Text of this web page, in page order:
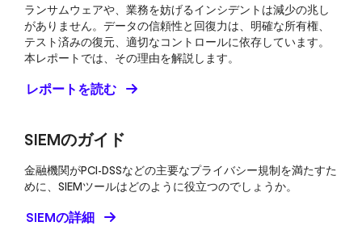
ランサムウェアや、業務を妨げるインシデントは減少の兆し
がありません。データの信頼性と回復力は、明確な所有権、
テスト済みの復元、適切なコントロールに依存しています。
本レポートでは、その理由を解説します。
レポートを読む
SIEMのガイド
金融機関がPCI-DSSなどの主要なプライバシー規制を満たすた
めに、SIEMツールはどのように役立つのでしょうか。
SIEMの詳細